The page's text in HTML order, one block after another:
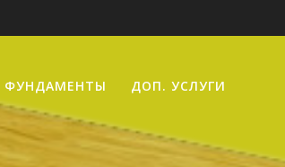
ФУНДАМЕНТЫ ДОП. УСЛУГИ